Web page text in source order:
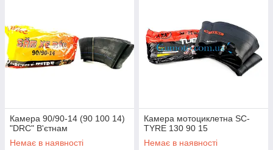
Камера 90/90-14 (90 100 14)
"DRC" В'єтнам
Немає в наявності
Камера мотоциклетна SC-
TYRE 130 90 15
Немає в наявності